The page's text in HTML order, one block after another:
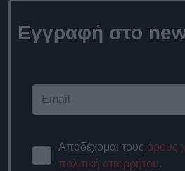
Εγγραφή στο
Αποδέχομαι τους όρους
πολιτική απορρήτου.